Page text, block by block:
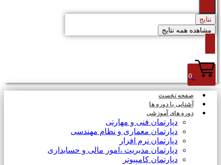
نتایج
مشاهده همه نتایج
0
صفحه نخست
آشنایی با دوره ها
دوره های آموزشی
دپارتمان فنی و مهارتی
دپارتمان معماری و نظام مهندسی
دپارتمان نرم افزار
دپارتمان مدیریت ،امور مالی و حسابداری
دپارتمان کامپیوتر